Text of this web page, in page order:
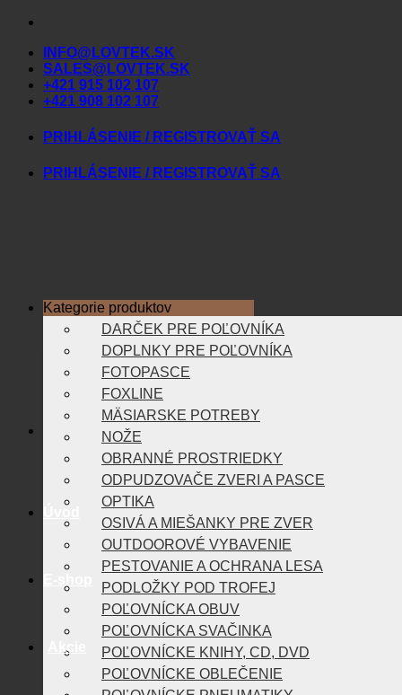
Skip
contentINFO@LOVTEK.SK
SALES@LOVTEK.SK
+421 915 102 107
+421 908 102 107
PRIHLÁSENIE / REGISTROVAŤ SA
PRIHLÁSENIE / REGISTROVAŤ SA
Akcie
Kategorie produktov
DARČEK PRE POĽOVNÍKA
DOPLNKY PRE POĽOVNÍKA
FOTOPASCE
FOXLINE
MÄSIARSKE POTREBY
NOŽE
OBRANNÉ PROSTRIEDKY
ODPUDZOVAČE ZVERI A PASCE
OPTIKA
OSIVÁ A MIEŠANKY PRE ZVER
OUTDOOROVÉ VYBAVENIE
PESTOVANIE A OCHRANA LESA
PODLOŽKY POD TROFEJ
POĽOVNÍCKA OBUV
POĽOVNÍCKA SVAČINKA
POĽOVNÍCKE KNIHY, CD, DVD
POĽOVNÍCKE OBLEČENIE